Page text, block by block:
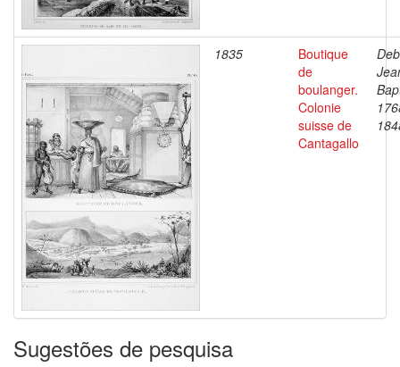
1835
Boutique
de
boulanger.
Colonie
suisse de
Cantagallo
Sugestões de pesquisa